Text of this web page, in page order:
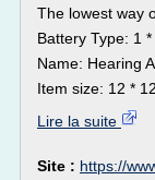
The lowest way
Battery Type: 1
Name: Hearing
Item size: 12 * 12
Lire la suite
Site : https://